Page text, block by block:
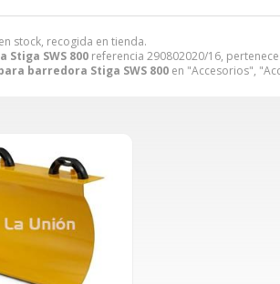
stock, recogida en tienda.
SWS 800 referencia 290802020/16,
barredora Stiga SWS 800 en "Accesorios",